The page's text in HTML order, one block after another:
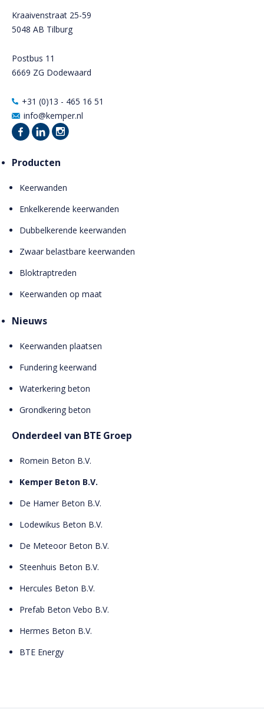
Kraaivenstraat 25-59
5048 AB Tilburg
Postbus 11
6669 ZG Dodewaard
+31 (0)13 - 465 16 51
info@kemper.nl
Producten
Keerwanden
Enkelkerende keerwanden
Dubbelkerende keerwanden
Zwaar belastbare keerwanden
Bloktraptreden
Keerwanden op maat
Nieuws
Keerwanden plaatsen
Fundering keerwand
Waterkering beton
Grondkering beton
Onderdeel van BTE Groep
Romein Beton B.V.
Kemper Beton B.V.
De Hamer Beton B.V.
Lodewikus Beton B.V.
De Meteoor Beton B.V.
Steenhuis Beton B.V.
Hercules Beton B.V.
Prefab Beton Vebo B.V.
Hermes Beton B.V.
BTE Energy